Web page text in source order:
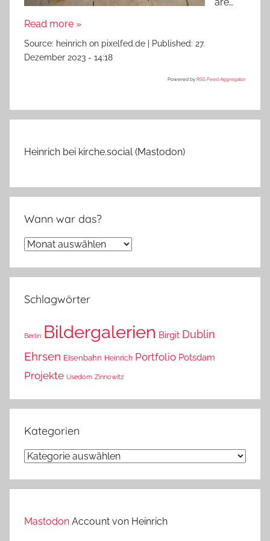
are…
Read more »
Source: heinrich on pixelfed.de Published: 27.
Dezember 2023 - 14:18
Powered by RSS Feed Aggregator
Heinrich bei kirche.social (Mastodon)
Wann war das?
Wann
das?
Schlagwörter
Berlin Bildergalerien Birgit Dublin
Ehrsen Eisenbahn Heinrich Portfolio Potsdam
Projekte Usedom Zinnowitz
Kategorien
Kategorien
Mastodon Account von Heinrich